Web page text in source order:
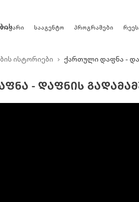
სააგენტო პროგრამები
ისტორიები ქართული დაფნა -
- ᲓᲐᲤᲜᲘᲡ